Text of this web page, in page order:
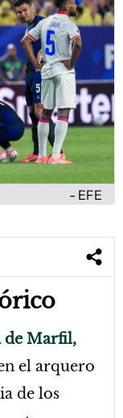
EFE
de Marfil,
el arquero
de los